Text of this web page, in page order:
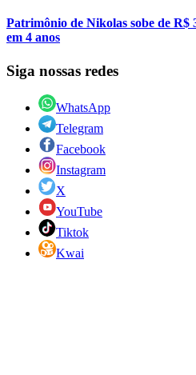
Patrimônio de Nikolas sobe de R$
em 4 anos
Siga nossas redes
WhatsApp
Telegram
Facebook
Instagram
X
YouTube
Tiktok
Kwai